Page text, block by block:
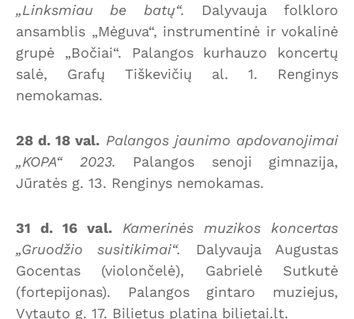
„Linksmiau be batų“. Dalyvauja folkloro
ansamblis „Mėguva“, instrumentinė ir vokalinė
grupė „Bočiai“. Palangos kurhauzo koncertų
salė, Grafų Tiškevičių al. 1. Renginys
nemokamas.
28 d. 18 val. Palangos jaunimo apdovanojimai
„KOPA“ 2023. Palangos senoji gimnazija,
Jūratės g. 13. Renginys nemokamas.
31 d. 16 val.
Kamerinės muzikos koncertas
„Gruodžio susitikimai“.
Dalyvauja Augustas
Gocentas (violončelė), Gabrielė Sutkutė
(fortepijonas). Palangos gintaro muziejus,
Vytauto g. 17. Bilietus platina bilietai.lt.